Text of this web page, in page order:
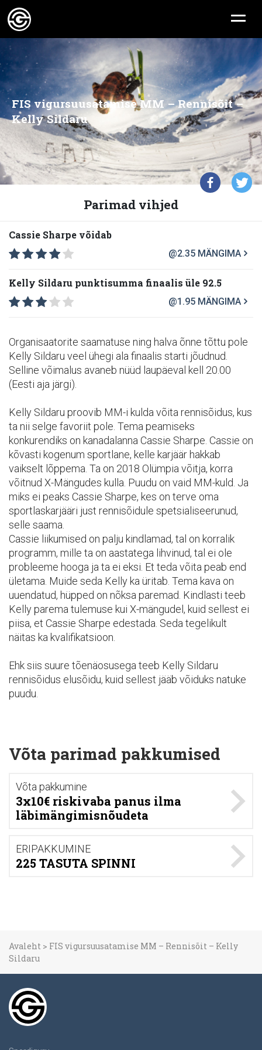
FIS vigursuusatamise MM – Rennisõit –
Kelly Sildaru
Parimad vihjed
Cassie Sharpe võidab
@2.35 MÄNGIMA
Kelly Sildaru punktisumma finaalis üle 92.5
@1.95 MÄNGIMA
Organisaatorite saamatuse ning halva õnne tõttu pole
Kelly Sildaru veel ühegi ala finaalis starti jõudnud.
Selline võimalus avaneb nüüd laupäeval kell 20.00
(Eesti aja järgi).
Kelly Sildaru proovib MM-i kulda võita rennisõidus, kus
ta nii selge favoriit pole. Tema peamiseks
konkurendiks on kanadalanna Cassie Sharpe. Cassie on
kõvasti kogenum sportlane, kelle karjäär hakkab
vaikselt lõppema. Ta on 2018 Olümpia võitja, korra
võitnud X-Mängudes kulla. Puudu on vaid MM-kuld. Ja
miks ei peaks Cassie Sharpe, kes on terve oma
sportlaskarjääri just rennisõidule spetsialiseerunud,
selle saama.
Cassie liikumised on palju kindlamad, tal on korralik
programm, mille ta on aastatega lihvinud, tal ei ole
probleeme hooga ja ta ei eksi. Et teda võita peab end
ületama. Muide seda Kelly ka üritab. Tema kava on
uuendatud, hüpped on nõksa paremad. Kindlasti teeb
Kelly parema tulemuse kui X-mängudel, kuid sellest ei
piisa, et Cassie Sharpe edestada. Seda tegelikult
näitas ka kvalifikatsioon.
Ehk siis suure tõenäosusega teeb Kelly Sildaru
rennisõidus elusõidu, kuid sellest jääb võiduks natuke
puudu.
Võta parimad pakkumised
Võta pakkumine
3x10€ riskivaba panus ilma
läbimängimisnõudeta
ERIPAKKUMINE
225 TASUTA SPINNI
Avaleht > FIS vigursuusatamise MM – Rennisõit – Kelly
Sildaru